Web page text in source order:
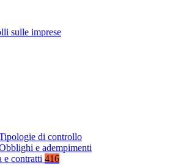
sulle imprese
di controllo
e adempimenti
e contratti 416